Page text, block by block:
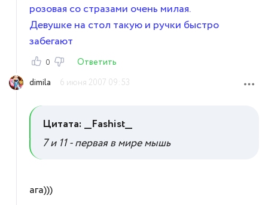
розовая со стразами очень милая.
Девушке на стол такую и ручки быстро
забегают
0
Ответить
dimila
6 июня 2007 09:53
Цитата: __Fashist__
7 и 11 - первая в мире мышь
ага)))